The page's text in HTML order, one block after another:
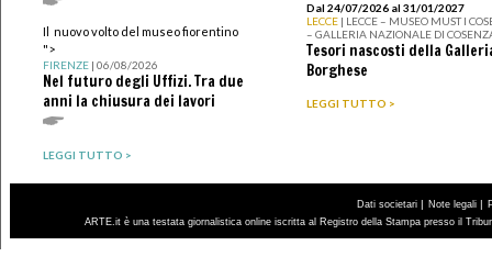
Il nuovo volto del museo fiorentino
">
FIRENZE| 06/08/2026
Nel futuro degli Uffizi. Tra due
anni la chiusura dei lavori
LEGGI TUTTO >
Dal 24/07/2026 al 31/01/2027
LECCE | LECCE – MUSEO MUST I
– GALLERIA NAZIONALE DI
Tesori nascosti della
Borghese
LEGGI TUTTO >
Dati societari Note legali
ARTE.it è una testata giornalistica online iscritta al Registro della Stampa presso il